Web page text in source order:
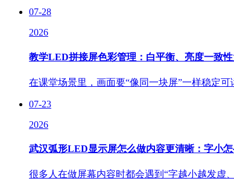
07-28
2026
教学LED拼接屏色彩管理：白平衡、亮度一致
在课堂场景里，画面要“像同一块屏”一样稳定
07-23
2026
武汉弧形LED显示屏怎么做内容更清晰：字小
很多人在做屏幕内容时都会遇到“字越小越发虚